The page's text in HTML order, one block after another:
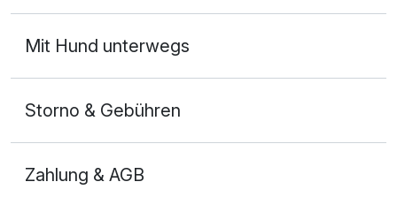
entspannen, da es sehr viele Ruhebereiche und einen
schönen Schwimmteich gab. Besonders hervorheben
möchten wir die Bar des Hotels. Wir haben in dieser
jeden Abend den Tag ausklingen lassen und waren
begeistert von der Auswahl an besonderen Cocktails
verstanden und eine gute Stimmung in der Bar
verbreitet. Wir waren von unserem Aufenthalt so
begeistert, dass wir schon wieder für den Dezember
Mit Hund unterwegs
Storno & Gebühren
Zahlung & AGB